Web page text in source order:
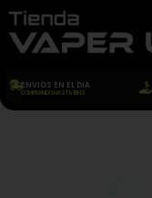
ENVIOS EN EL DIA
COMPRANDO HASTA 18HS